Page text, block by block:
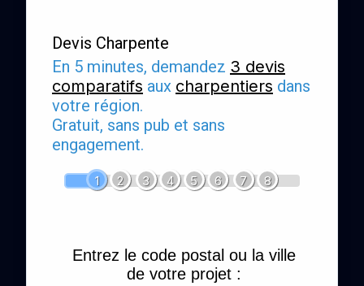
Devis Charpente
En 5 minutes, demandez 3 devis
comparatifs aux charpentiers dans
votre région.
Gratuit, sans pub et sans
engagement.
1 2 3 4 5 6 7 8
Entrez le code postal ou la ville
de votre projet :